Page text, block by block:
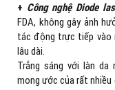
+ Công nghệ Diode
FDA, không gây ảnh
tác động trực tiếp vào
lâu dài.
Trắng sáng với làn da
mong ước của rất nhiều